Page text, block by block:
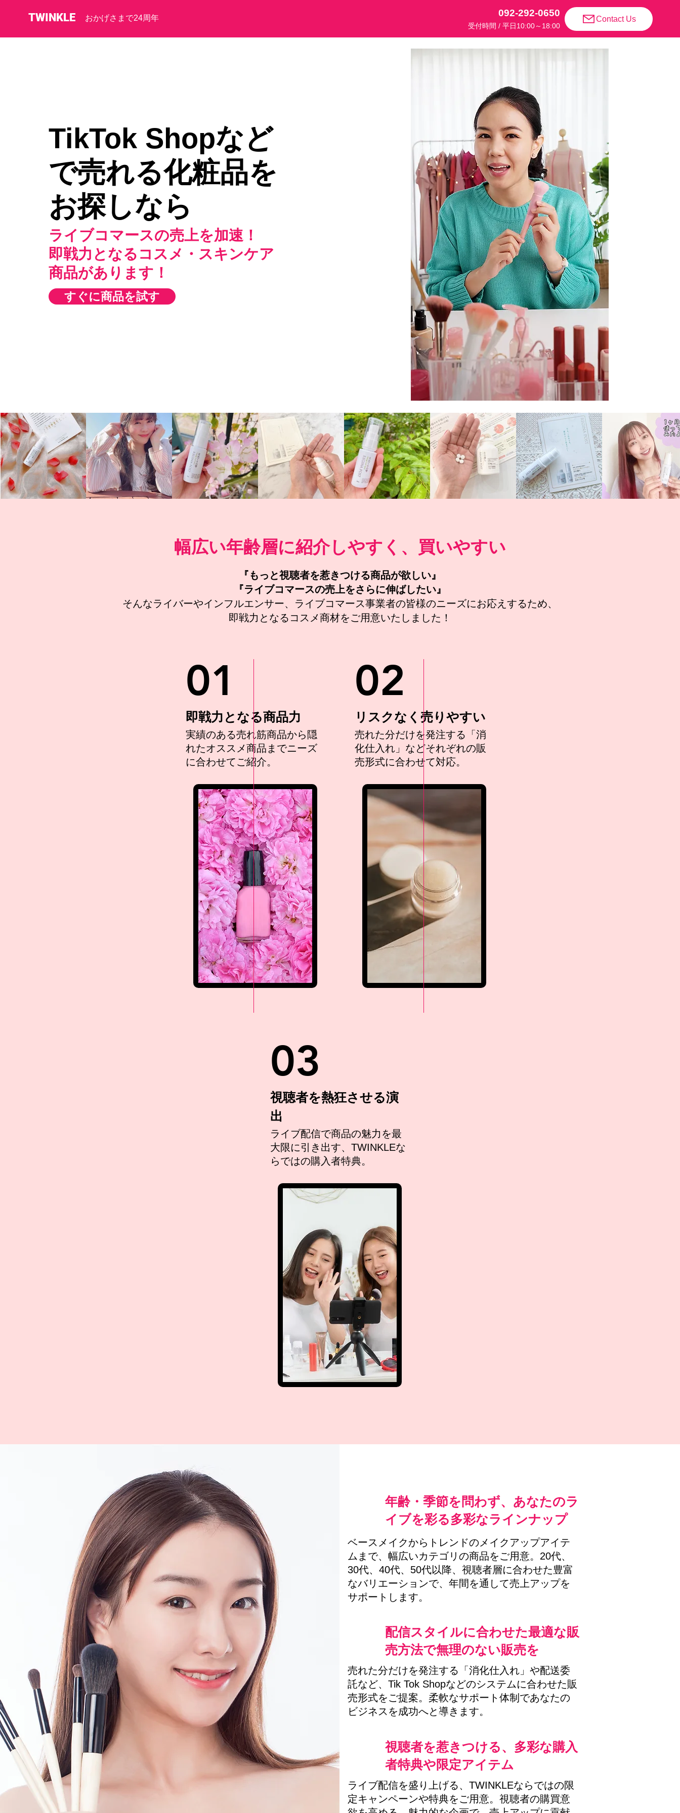
TWINKLE ​おかげさまで24周年 092-292-0650
​受付時間 / 平日10:00～18:00
Contact Us
TikTok Shopなど
で売れる化粧品を
お探しなら
ライブコマースの売上を加速！
即戦力となるコスメ・スキンケア
商品があります！
すぐに商品を試す
幅広い年齢層に紹介しやすく、買いやすい
『もっと視聴者を惹きつける商品が欲しい』
『ライブコマースの売上をさらに伸ばしたい』
そんなライバーやインフルエンサー、ライブコマース事業者の皆様のニーズにお応えするため、
即戦力となるコスメ商材をご用意いたしました！
即戦力となる商品力
01
実績のある売れ筋商品から隠
れたオススメ商品までニーズ
に合わせてご紹介。
リスクなく売りやすい
02
売れた分だけを発注する「消
化仕入れ」などそれぞれの販
売形式に合わせて対応。
視聴者を熱狂させる演
出
03
ライブ配信で商品の魅力を最
大限に引き出す、TWINKLEな
らではの購入者特典。
年齢・季節を問わず、あなたのラ
イブを彩る多彩なラインナップ
ベースメイクからトレンドのメイクアップアイテ
ムまで、幅広いカテゴリの商品をご用意。20代、
30代、40代、50代以降、視聴者層に合わせた豊富
なバリエーションで、年間を通して売上アップを
サポートします。
配信スタイルに合わせた最適な販
売方法で無理のない販売を
売れた分だけを発注する「消化仕入れ」や配送委
託など、Tik Tok Shopなどのシステムに合わせた販
売形式をご提案。柔軟なサポート体制であなたの
ビジネスを成功へと導きます。
視聴者を惹きつける、多彩な購入
者特典や限定アイテム
ライブ配信を盛り上げる、TWINKLEならではの限
定キャンペーンや特典をご用意。視聴者の購買意